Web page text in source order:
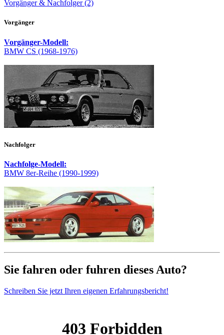
Vorgänger & Nachfolger (2)
Vorgänger
Vorgänger-Modell:
BMW CS (1968-1976)
Nachfolger
Nachfolge-Modell:
BMW 8er-Reihe (1990-1999)
Sie fahren oder fuhren dieses Auto?
Schreiben Sie jetzt Ihren eigenen Erfahrungsbericht!